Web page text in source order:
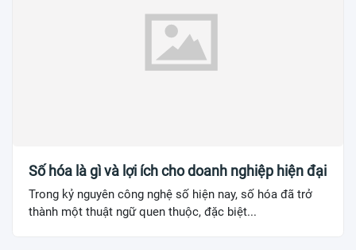
Số hóa là gì và lợi ích cho doanh nghiệp hiện đại
Trong kỷ nguyên công nghệ số hiện nay, số hóa đã trở
thành một thuật ngữ quen thuộc, đặc biệt...